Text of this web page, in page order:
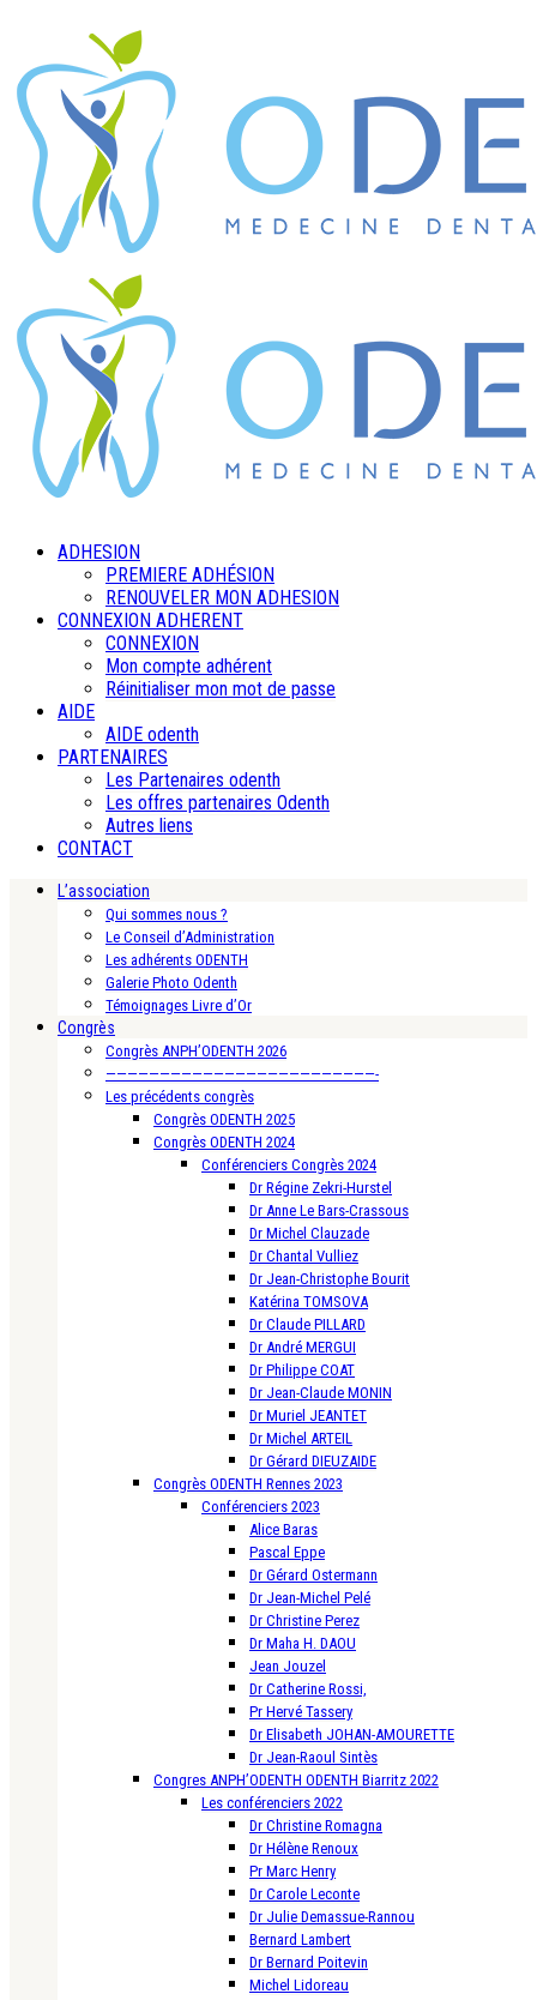
ADHESION
PREMIERE ADHÉSION
RENOUVELER MON ADHESION
CONNEXION ADHERENT
CONNEXION
Mon compte adhérent
Réinitialiser mon mot de passe
AIDE
AIDE odenth
PARTENAIRES
Les Partenaires odenth
Les offres partenaires Odenth
Autres liens
CONTACT
L’association
Qui sommes nous ?
Le Conseil d’Administration
Les adhérents ODENTH
Galerie Photo Odenth
Témoignages Livre d’Or
Congrès
Congrès ANPH’ODENTH 2026
—————————————————————————-
Les précédents congrès
Congrès ODENTH 2025
Congrès ODENTH 2024
Conférenciers Congrès 2024
Dr Régine Zekri-Hurstel
Dr Anne Le Bars-Crassous
Dr Michel Clauzade
Dr Chantal Vulliez
Dr Jean-Christophe Bourit
Katérina TOMSOVA
Dr Claude PILLARD
Dr André MERGUI
Dr Philippe COAT
Dr Jean-Claude MONIN
Dr Muriel JEANTET
Dr Michel ARTEIL
Dr Gérard DIEUZAIDE
Congrès ODENTH Rennes 2023
Conférenciers 2023
Alice Baras
Pascal Eppe
Dr Gérard Ostermann
Dr Jean-Michel Pelé
Dr Christine Perez
Dr Maha H. DAOU
Jean Jouzel
Dr Catherine Rossi,
Pr Hervé Tassery
Dr Elisabeth JOHAN-AMOURETTE
Dr Jean-Raoul Sintès
Congres ANPH’ODENTH ODENTH Biarritz 2022
Les conférenciers 2022
Dr Christine Romagna
Dr Hélène Renoux
Pr Marc Henry
Dr Carole Leconte
Dr Julie Demassue-Rannou
Bernard Lambert
Dr Bernard Poitevin
Michel Lidoreau